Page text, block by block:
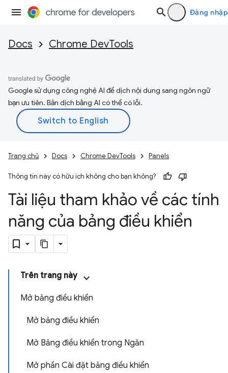
Đăng nhập
Docs Chrome DevTools
Google sử dụng công nghệ AI để dịch nội dung sang ngôn ngữ
bạn ưu tiên. Bản dịch bằng AI có thể có lỗi.
Trang chủ Docs Chrome DevTools Panels
Thông tin này có hữu ích không cho bạn không?
Tài liệu tham khảo về các tính
năng của bảng điều khiển
Trên trang này
Mở bảng điều khiển
Mở bảng điều khiển
Mở Bảng điều khiển trong Ngăn
Mở phần Cài đặt bảng điều khiển